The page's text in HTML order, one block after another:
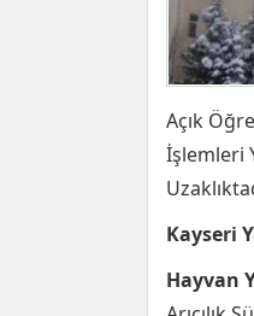
Açık
İşlemleri
Kayseri
Hayvan